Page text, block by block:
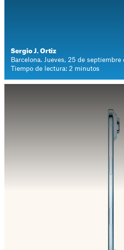
Sergio J. Ortiz
Barcelona. Jueves, 25 de septiembre
Tiempo de lectura: 2 minutos